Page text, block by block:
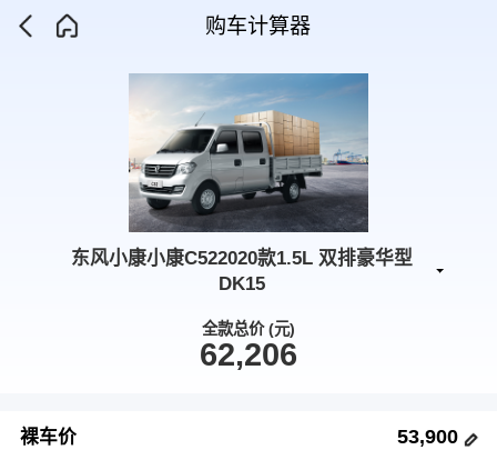
购车计算器
东风小康小康C522020款1.5L 双排豪华型
DK15
全款总价 (元)
62,206
裸车价 53,900